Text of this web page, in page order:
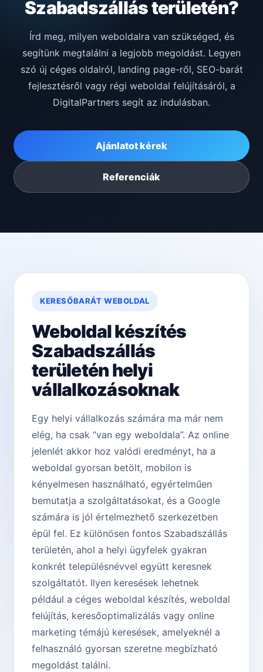
Szabadszállás területén?
Írd meg, milyen weboldalra van szükséged, és
segítünk megtalálni a legjobb megoldást. Legyen
szó új céges oldalról, landing page-ről, SEO-barát
fejlesztésről vagy régi weboldal felújításáról, a
DigitalPartners segít az indulásban.
Ajánlatot kérek
Referenciák
KERESŐBARÁT WEBOLDAL
Weboldal készítés
Szabadszállás
területén helyi
vállalkozásoknak
Egy helyi vállalkozás számára ma már nem
elég, ha csak “van egy weboldala”. Az online
jelenlét akkor hoz valódi eredményt, ha a
weboldal gyorsan betölt, mobilon is
kényelmesen használható, egyértelműen
bemutatja a szolgáltatásokat, és a Google
számára is jól értelmezhető szerkezetben
épül fel. Ez különösen fontos Szabadszállás
területén, ahol a helyi ügyfelek gyakran
konkrét településnévvel együtt keresnek
szolgáltatót. Ilyen keresések lehetnek
például a céges weboldal készítés, weboldal
felújítás, keresőoptimalizálás vagy online
marketing témájú keresések, amelyeknél a
felhasználó gyorsan szeretne megbízható
megoldást találni.